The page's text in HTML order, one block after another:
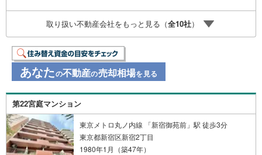
スライトは出金と譲渡はできません。ご案内・詳細な資料
のご請求はお気軽にどうぞ♪お電話でのお問い合わせも常
時受け付けております！お気軽にお問い合わせください。
取り扱い不動産会社をもっと見る（全10社）
あなたの不動産の売却相場を見る
第22宮庭マンション
東京メトロ丸ノ内線 「新宿御苑前」駅 徒歩3分
東京都新宿区新宿2丁目
1980年1月（築47年）